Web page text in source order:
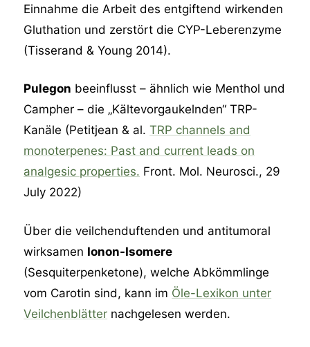
Einnahme die Arbeit des entgiftend wirkenden
Gluthation und zerstört die CYP-Leberenzyme
(Tisserand & Young 2014).
Pulegon beeinflusst – ähnlich wie Menthol und
Campher – die „Kältevorgaukelnden“ TRP-
Kanäle (Petitjean & al.TRP channels and
monoterpenes: Past and current leads on
analgesic properties. Front. Mol. Neurosci., 29
July 2022)
Über die veilchenduftenden und antitumoral
wirksamen Ionon-Isomere
(Sesquiterpenketone), welche Abkömmlinge
vom Carotin sind, kann im Öle-Lexikon unter
Veilchenblätter nachgelesen werden.